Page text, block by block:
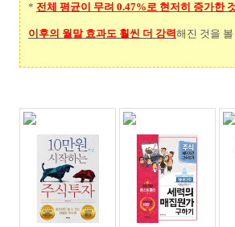
* 전체 평균이 무려 0.47%로 현저히 증가한
이후의 월말 효과도 훨씬 더 강력해진 것을